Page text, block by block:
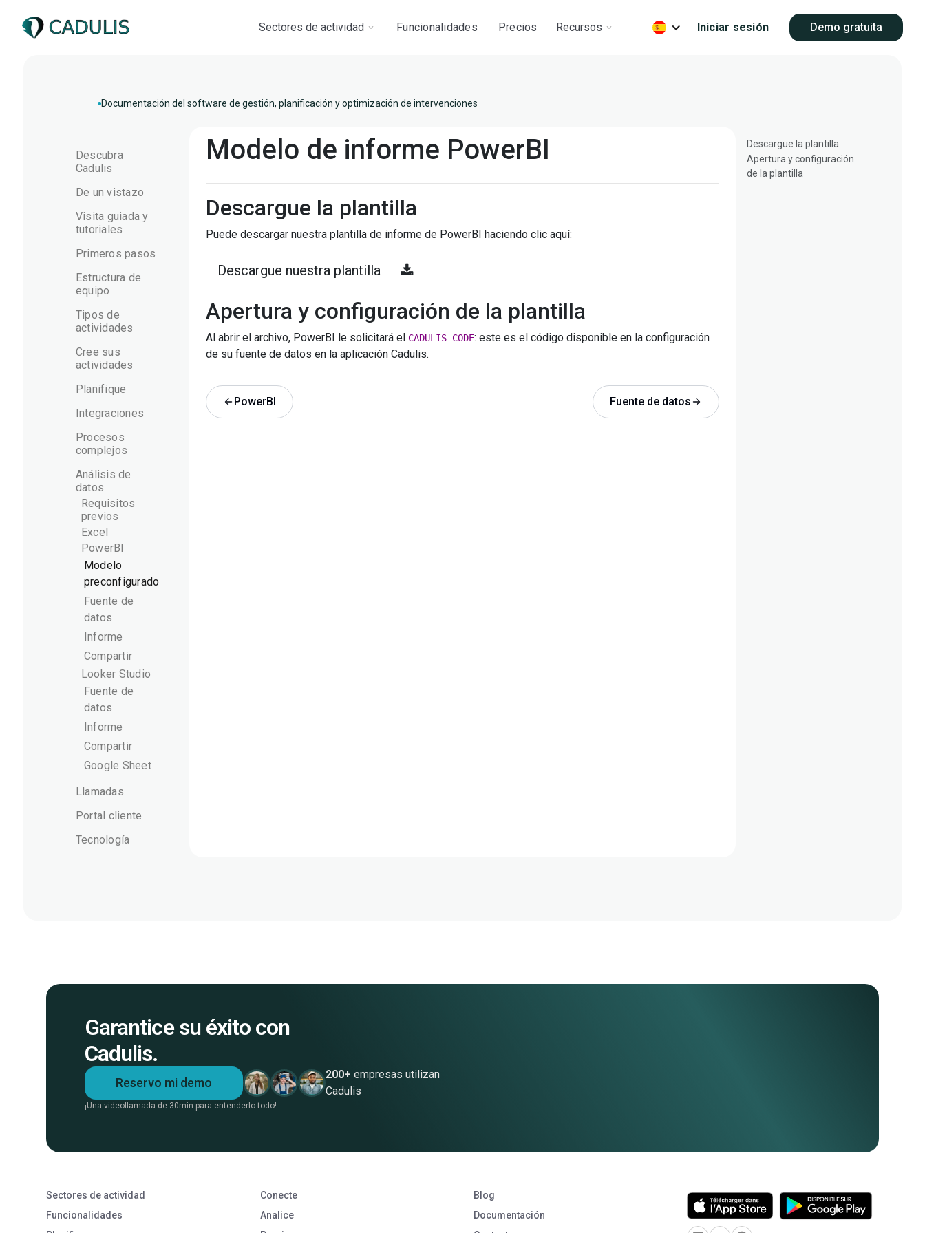
Sectores de actividad Funcionalidades Precios Recursos Iniciar sesión Demo gratuita
Documentación del software de gestión, planificación y optimización de intervenciones
Descubra
Cadulis
De un vistazo
Visita guiada y
tutoriales
Primeros pasos
Estructura de
equipo
Tipos de
actividades
Cree sus
actividades
Planifique
Integraciones
Procesos
complejos
Análisis de
datos
Requisitos
previos
Excel
PowerBI
Modelo
preconfigurado
Fuente de
datos
Informe
Compartir
Looker Studio
Fuente de
datos
Informe
Compartir
Google Sheet
Llamadas
Portal cliente
Tecnología
Modelo de informe PowerBI
Descargue la plantilla
Puede descargar nuestra plantilla de informe de PowerBI haciendo clic aquí:
Descargue nuestra plantilla
Apertura y configuración de la plantilla
Al abrir el archivo, PowerBI le solicitará el CADULIS_CODE: este es el código disponible en la configuración
de su fuente de datos en la aplicación Cadulis.
PowerBI Fuente de datos
Descargue la plantilla
Apertura y configuración
de la plantilla
Garantice su éxito con
Cadulis.
Reservo mi demo
200+ empresas utilizan
Cadulis
¡Una videollamada de 30min para entenderlo todo!
Sectores de actividad
Funcionalidades
Conecte
Analice
Blog
Documentación